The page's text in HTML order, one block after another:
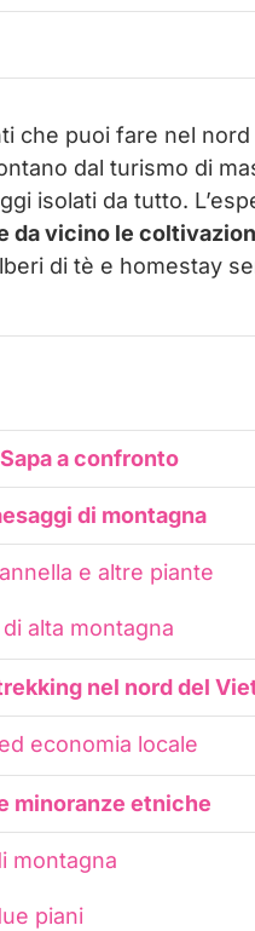
che puoi fare nel nord
dal turismo di
isolati da tutto.
da vicino le
di tè e homestay
a confronto
di montagna
e altre piante
alta montagna
nel nord del
economia locale
minoranze etniche
montagna
piani